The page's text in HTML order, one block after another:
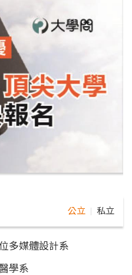
公立 ｜ 私立
多媒體設計系
學系